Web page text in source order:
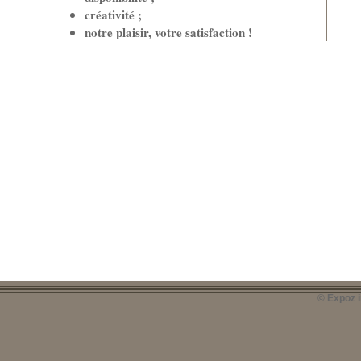
créativité ;
notre plaisir, votre satisfaction !
© Expoz